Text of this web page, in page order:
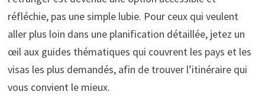
réfléchie, pas une simple lubie. Pour ceux qui veulent
aller plus loin dans une planification détaillée, jetez un
œil aux guides thématiques qui couvrent les pays et les
visas les plus demandés, afin de trouver l’itinéraire qui
vous convient le mieux.